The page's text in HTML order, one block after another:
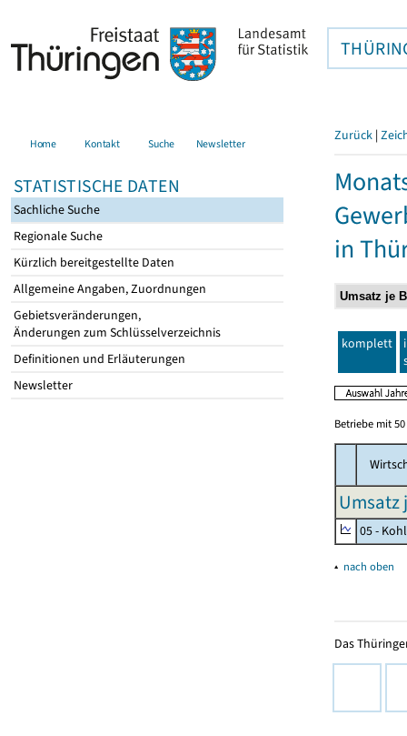
Home Kontakt Suche Newsletter
STATISTISCHE DATEN
Sachliche Suche
Regionale Suche
Kürzlich bereitgestellte Daten
Allgemeine Angaben, Zuordnungen
Gebietsveränderungen,
Änderungen zum Schlüsselverzeichnis
Definitionen und Erläuterungen
Newsletter
Zurück |
in
komplett
Betriebe mit
Umsatz
05 -
▴ nach oben
Das